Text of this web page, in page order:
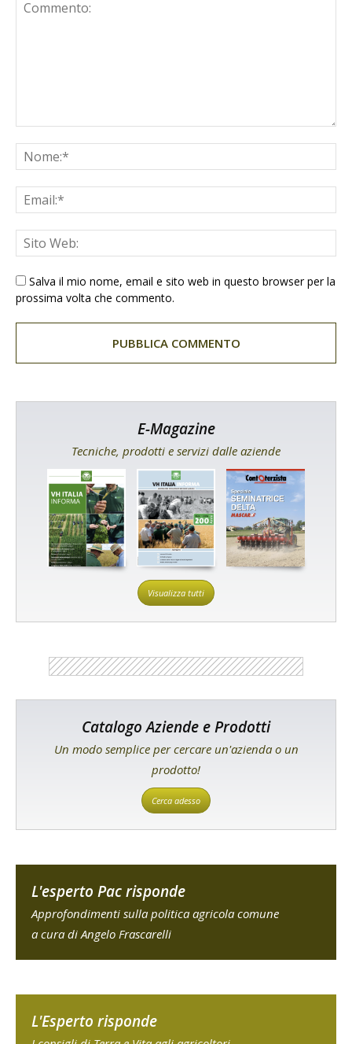
Salva il mio nome, email e sito web in questo browser per la
prossima volta che commento.
E-Magazine
Tecniche, prodotti e servizi dalle aziende
Visualizza tutti
Catalogo Aziende e Prodotti
Un modo semplice per cercare un'azienda o un
prodotto!
Cerca adesso
L'esperto Pac risponde
Approfondimenti sulla politica agricola comune
a cura di Angelo Frascarelli
L'Esperto risponde